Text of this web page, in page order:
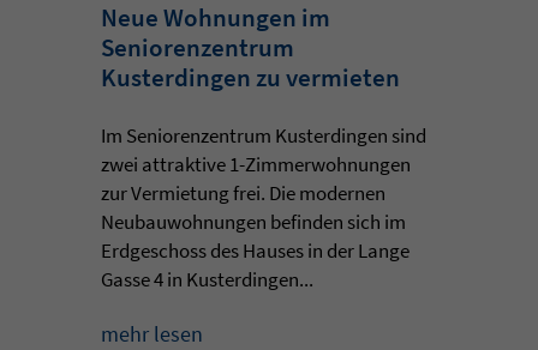
Neue Wohnungen im
Seniorenzentrum
Kusterdingen zu vermieten
Im Seniorenzentrum Kusterdingen sind
zwei attraktive 1-Zimmerwohnungen
zur Vermietung frei. Die modernen
Neubauwohnungen befinden sich im
Erdgeschoss des Hauses in der Lange
Gasse 4 in Kusterdingen...
mehr lesen